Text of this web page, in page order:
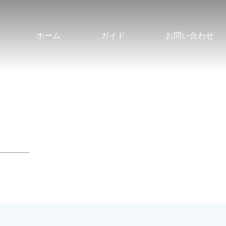
ホーム ガイド お問い合わせ